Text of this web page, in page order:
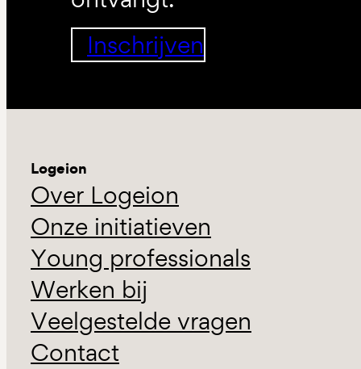
Inschrijven
Logeion
Over Logeion
Onze initiatieven
Young professionals
Werken bij
Veelgestelde vragen
Contact